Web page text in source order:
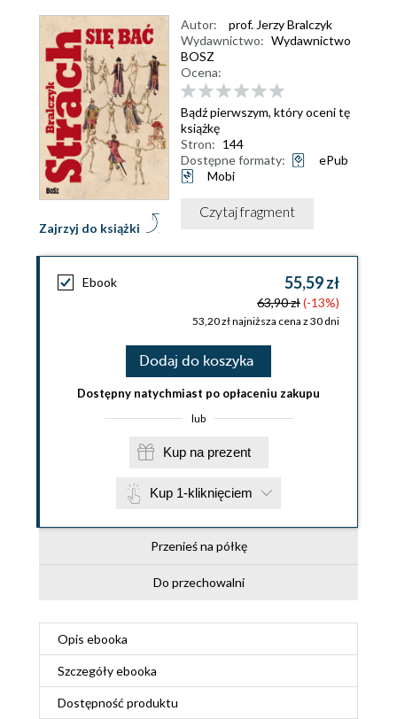
Zajrzyj do książki
Autor:
prof. Jerzy Bralczyk
Wydawnictwo: Wydawnictwo
BOSZ
Ocena:
Bądź pierwszym, który oceni tę
książkę
Stron: 144
Dostępne formaty:
ePub
Mobi
Czytaj fragment
Ebook 55,59 zł
63,90 zł(-13%)
53,20 zł najniższa cena z 30 dni
Dodaj do koszyka
Dostępny natychmiast po opłaceniu zakupu
lub
Kup na prezent
Kup 1-kliknięciem
Przenieś na półkę
Do przechowalni
Opis ebooka
Szczegółyebooka
Dostępność produktu